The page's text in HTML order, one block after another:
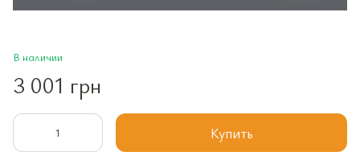
В наличии
3 001 грн
Купить